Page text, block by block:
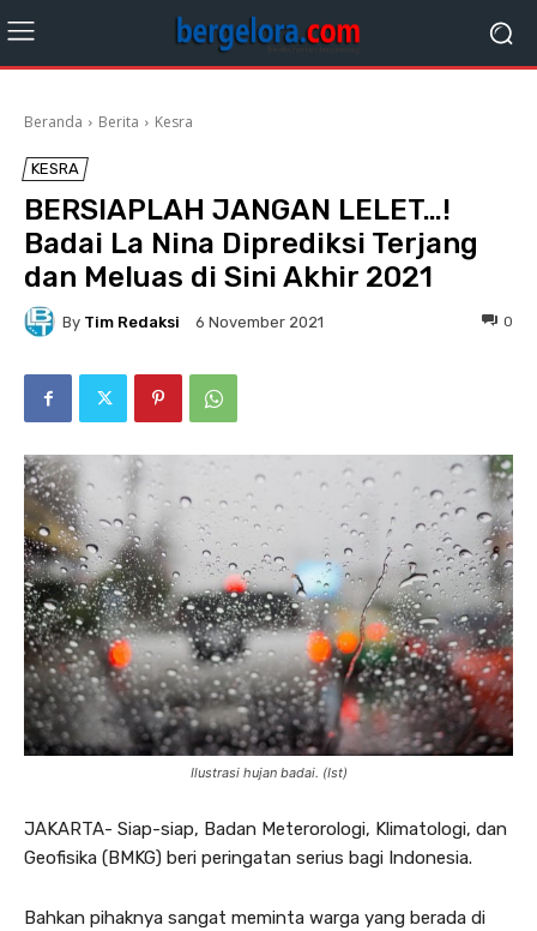
Beranda Berita Kesra
KESRA
BERSIAPLAH JANGAN LELET…!
Badai La Nina Diprediksi Terjang
dan Meluas di Sini Akhir 2021
By Tim Redaksi 6 November 2021 0
Ilustrasi hujan badai. (Ist)
JAKARTA- Siap-siap, Badan Meterorologi, Klimatologi, dan
Geofisika (BMKG) beri peringatan serius bagi Indonesia.
Bahkan pihaknya sangat meminta warga yang berada di